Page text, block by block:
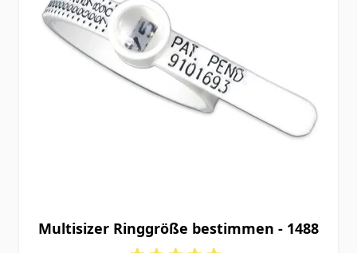
Multisizer Ringgröße bestimmen - 1488